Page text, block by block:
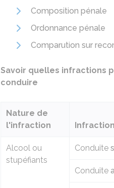
Composition pénale
Ordonnance pénale
Comparution sur
Savoir quelles infractions
conduire
Nature de
l'infraction
Alcool ou
stupéfiants
Conduite
Conduite